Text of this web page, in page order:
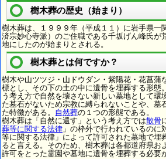
樹木葬の歴史（始まり）
樹木葬は、１９９９年（平成１１）に岩手県一
済宗妙心寺派）のご住職である千坂げん峰氏が
地にしたのが始まりとされる。
樹木葬とは何ですか？
樹木や山ツツジ・山ドウダン・紫陽花・花菖蒲
標とし、その下の土の中に遺骨を埋葬する形態
う考え方で自然を壊さない新しい墓地として環
た墓石がないため宗教に縛られないことや、墓
た特徴がある。 自然葬の１つの形態である。
樹木葬は「自然に還す」という考え方では散骨
葬等に関する法律 」の枠外で行われているの
等に関する法律」によって許可された墓地で埋
ると言える。そのため、樹木葬は各都道府県お
許可をとった霊園や墓地に遺骨を埋葬する必要